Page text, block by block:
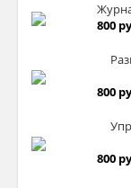
800
800
800